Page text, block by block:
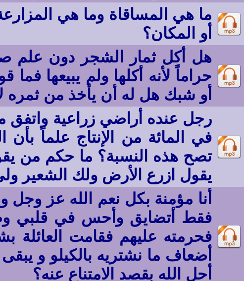
ما هي المساقاة وما هي
أو المكان؟
هل أكل ثمار الشجر دون علم
حراماً لأنه أكلها ولم يبيعها
أو شبك هل له أن يأخذ من ثمره
رجل عنده أراضي زراعية
في المائة من الإنتاج علماً
تصح هذه النسبة؟ ما حكم من
يقول ازرع الأرض ولك الشعير
أنا مؤمنة بكل نعم الله عز وجل
فقط أتضايق وأحس في قلبي
فحرمته عليهم فقامت العائلة
أضعاف ما نشتريه بالكيلو و
أحل الله بقصد الامتناع عنه؟